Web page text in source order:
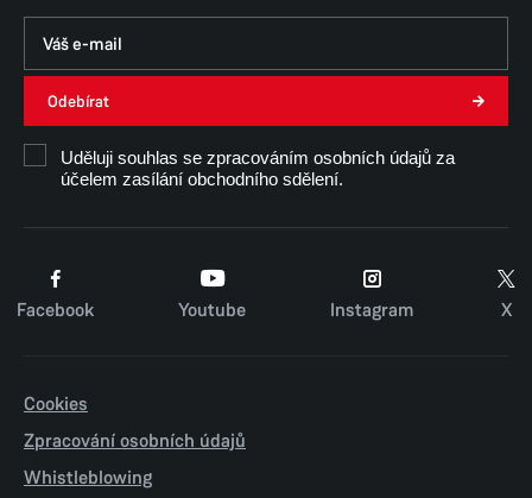
Odebírat
Uděluji souhlas se zpracováním osobních údajů za
účelem zasílání obchodního sdělení.
Facebook Youtube Instagram X
Cookies
Zpracování osobních údajů
Whistleblowing